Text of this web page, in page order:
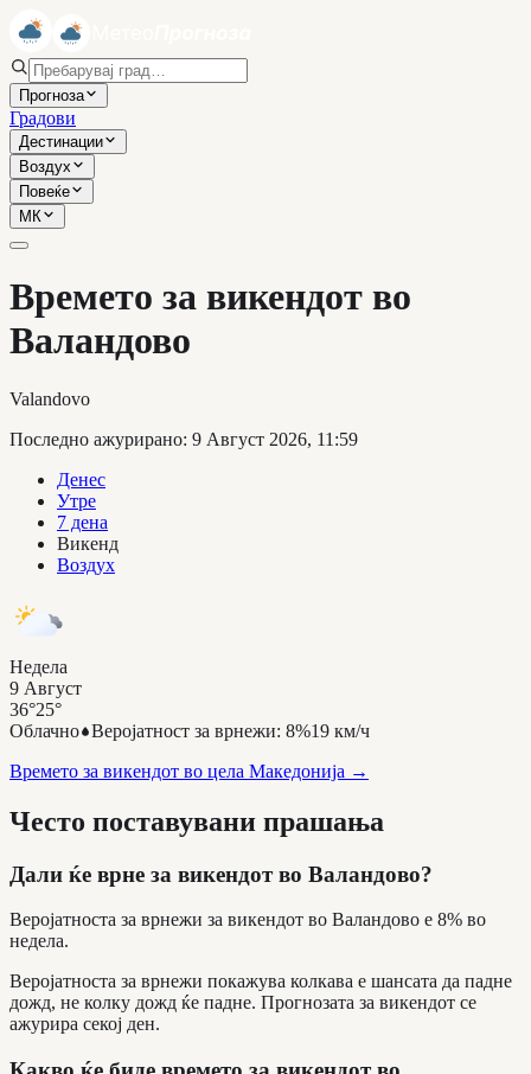
Прогноза
Градови
Дестинации
Воздух
Повеќе
МК
Времето за викендот во
Валандово
Valandovo
Последно ажурирано: 9 Август 2026, 11:59
Денес
Утре
7 дена
Викенд
Воздух
Недела
9 Август
36°25°
Облачно Веројатност за врнежи: 8%19 км/ч
Времето за викендот во цела Македонија →
Често поставувани прашања
Дали ќе врне за викендот во Валандово?
Веројатноста за врнежи за викендот во Валандово е 8% во
недела.
Веројатноста за врнежи покажува колкава е шансата да падне
дожд, не колку дожд ќе падне. Прогнозата за викендот се
ажурира секој ден.